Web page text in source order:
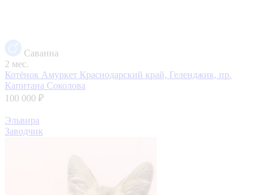
Саванна
2 мес.
Котёнок Амуркет Краснодарский край, Геленджик, пр.
Капитана Соколова
100 000 ₽
Эльвира
Заводчик